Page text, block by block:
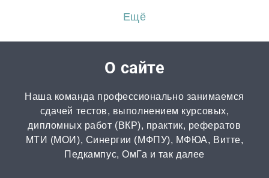
Перевод
от 2 часов | от 300 ₽
Диссертация
от 15 дней | от 15000 ₽
Бизнес-план
от 3 часов | от 500 ₽
Ещё
О сайте
Наша команда профессионально занимаемся
сдачей тестов, выполнением курсовых,
дипломных работ (ВКР), практик, рефератов
МТИ (МОИ), Синергии (МФПУ), МФЮА, Витте,
Педкампус, ОмГа и так далее